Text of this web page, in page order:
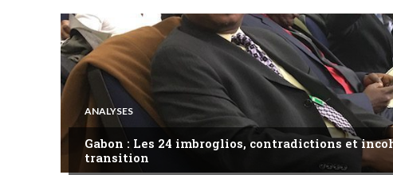
ANALYSES
Gabon : Les 24 imbroglios, contradictions et
transition